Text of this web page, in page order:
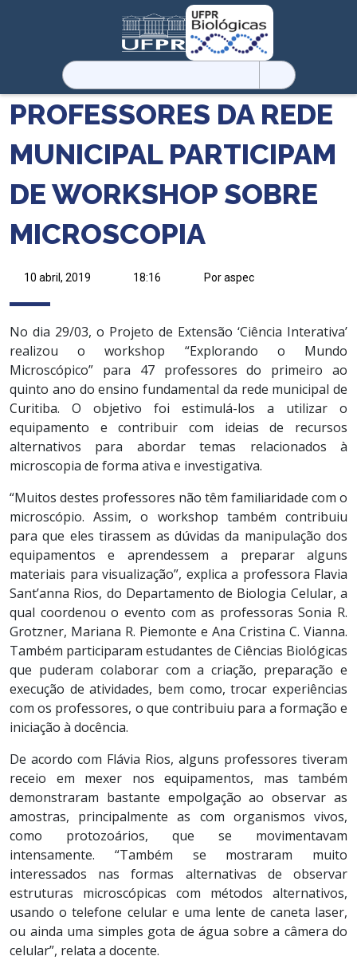
Pesquisar
por:
PROFESSORES DA REDE
MUNICIPAL PARTICIPAM
DE WORKSHOP SOBRE
MICROSCOPIA
10 abril, 2019 18:16 Por aspec
No dia 29/03, o Projeto de Extensão ‘Ciência Interativa’
realizou o workshop “Explorando o Mundo
Microscópico” para 47 professores do primeiro ao
quinto ano do ensino fundamental da rede municipal de
Curitiba. O objetivo foi estimulá-los a utilizar o
equipamento e contribuir com ideias de recursos
alternativos para abordar temas relacionados à
microscopia de forma ativa e investigativa.
“Muitos destes professores não têm familiaridade com o
microscópio. Assim, o workshop também contribuiu
para que eles tirassem as dúvidas da manipulação dos
equipamentos e aprendessem a preparar alguns
materiais para visualização”, explica a professora Flavia
Sant’anna Rios, do Departamento de Biologia Celular, a
qual coordenou o evento com as professoras Sonia R.
Grotzner, Mariana R. Piemonte e Ana Cristina C. Vianna.
Também participaram estudantes de Ciências Biológicas
que puderam colaborar com a criação, preparação e
execução de atividades, bem como, trocar experiências
com os professores, o que contribuiu para a formação e
iniciação à docência.
De acordo com Flávia Rios, alguns professores tiveram
receio em mexer nos equipamentos, mas também
demonstraram bastante empolgação ao observar as
amostras, principalmente as com organismos vivos,
como protozoários, que se movimentavam
intensamente. “Também se mostraram muito
interessados nas formas alternativas de observar
estruturas microscópicas com métodos alternativos,
usando o telefone celular e uma lente de caneta laser,
ou ainda uma simples gota de água sobre a câmera do
celular”, relata a docente.